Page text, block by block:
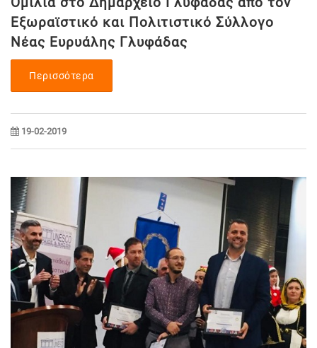
Εξωραϊστικό και Πολιτιστικό Σύλλογο
Νέας Ευρυάλης Γλυφάδας
Περισσότερα
19-02-2019